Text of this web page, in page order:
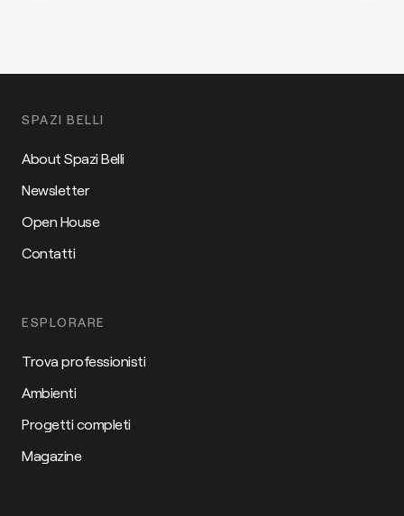
SPAZI BELLI
About Spazi Belli
Newsletter
Open House
Contatti
ESPLORARE
Trova professionisti
Ambienti
Progetti completi
Magazine